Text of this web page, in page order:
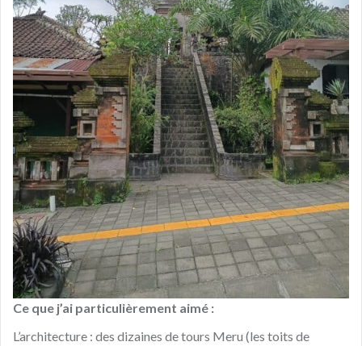
Ce que j’ai particulièrement aimé :
L’architecture : des dizaines de tours Meru (les toits de